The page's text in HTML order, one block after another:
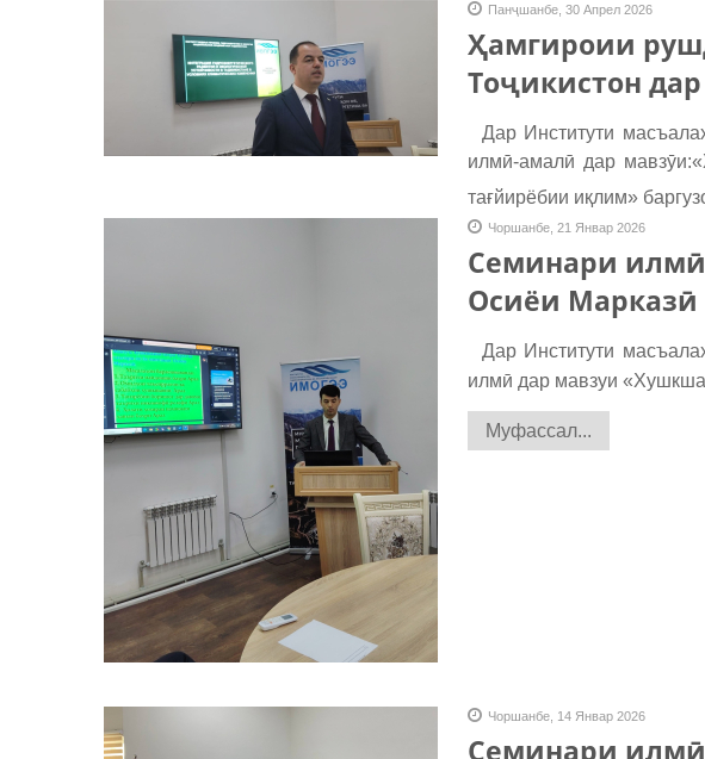
Панҷшанбе, 30 Апрел 2026
Ҳамгироии
Тоҷикистон
Дар Институти
илмӣ-амалӣ дар
тағйирёбии иқлим»
Чоршанбе, 21 Январ 2026
Семинари
Осиёи Марказӣ
Дар Институти
илмӣ дар мавзуи
Муфассал...
Чоршанбе, 14 Январ 2026
Семинари